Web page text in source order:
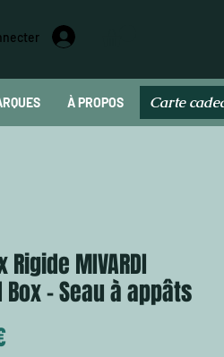
À PROPOS Carte cadeau
Carte
Rigide MIVARDI
Box - Seau à appâts
Prix